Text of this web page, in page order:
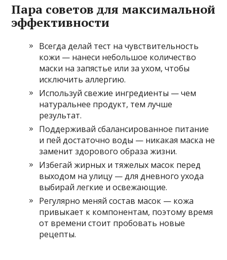
Пара советов для максимальной
эффективности
Всегда делай тест на чувствительность
кожи — нанеси небольшое количество
маски на запястье или за ухом, чтобы
исключить аллергию.
Используй свежие ингредиенты — чем
натуральнее продукт, тем лучше
результат.
Поддерживай сбалансированное питание
и пей достаточно воды — никакая маска не
заменит здорового образа жизни.
Избегай жирных и тяжелых масок перед
выходом на улицу — для дневного ухода
выбирай легкие и освежающие.
Регулярно меняй состав масок — кожа
привыкает к компонентам, поэтому время
от времени стоит пробовать новые
рецепты.